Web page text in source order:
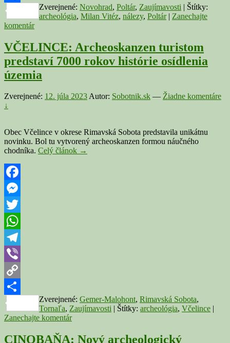
staroveké
osídlenie
Link
Share
Zverejnené: Novohrad, Poltár, Zaujímavosti | Štítky:
archeológia, Milan Vitéz, nálezy, Poltár | Zanechajte
komentár
VČELINCE: Archeoskanzen turistom
predstaví 7000 rokov histórie osídlenia
územia
Zverejnené: 12. júla 2023Autor: Sobotnik.sk — Žiadne komentáre
↓
Obec Včelince v okrese Rimavská Sobota predstavila unikátnu
novinku. Bol tu vytvorený archeoskanzen formou náučného
chodníka. Celý článok VČELINCE:
→
Facebook
Messenger
Twitter
WhatsApp
Telegram
Viber
Copy
Link
Share
Zverejnené: Gemer-Malohont, Rimavská Sobota,
Tornaľa, Zaujímavosti | Štítky: archeológia, Včelince |
Zanechajte komentár
CINOBAŇA: Nový archeologický